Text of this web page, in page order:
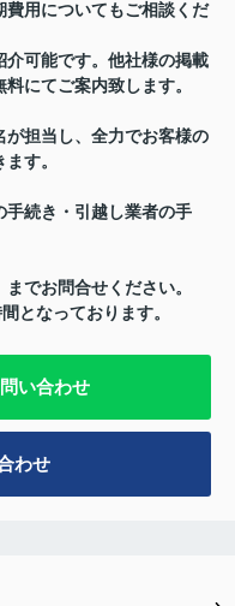
用についてもご相談くだ
介可能です。他社様の掲載
にてご案内致します。
が担当し、全力でお客様の
す。
手続き・引越し業者の手
でお問合せください。
となっております。
い合わせ
わせ